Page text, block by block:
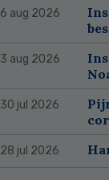
6 aug 2026
3 aug 2026
30 jul 2026
28 jul 2026